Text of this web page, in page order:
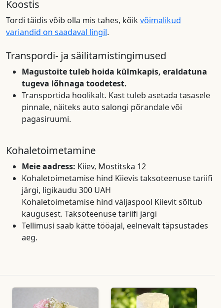
Koostis
Tordi täidis võib olla mis tahes, kõikvõimalikud
variandid on saadaval lingil.
Transpordi- ja säilitamistingimused
Magustoite tuleb hoida külmkapis, eraldatuna
tugeva lõhnaga toodetest.
Transportida hoolikalt. Kast tuleb asetada tasasele
pinnale, näiteks auto salongi põrandale või
pagasiruumi.
Kohaletoimetamine
Meie aadress: Kiiev, Mostitska 12
Kohaletoimetamise hind Kiievis taksoteenuse tariifi
järgi, ligikaudu 300 UAH
Kohaletoimetamise hind väljaspool Kiievit sõltub
kaugusest. Taksoteenuse tariifi järgi
Tellimusi saab kätte tööajal, eelnevalt täpsustades
aeg.